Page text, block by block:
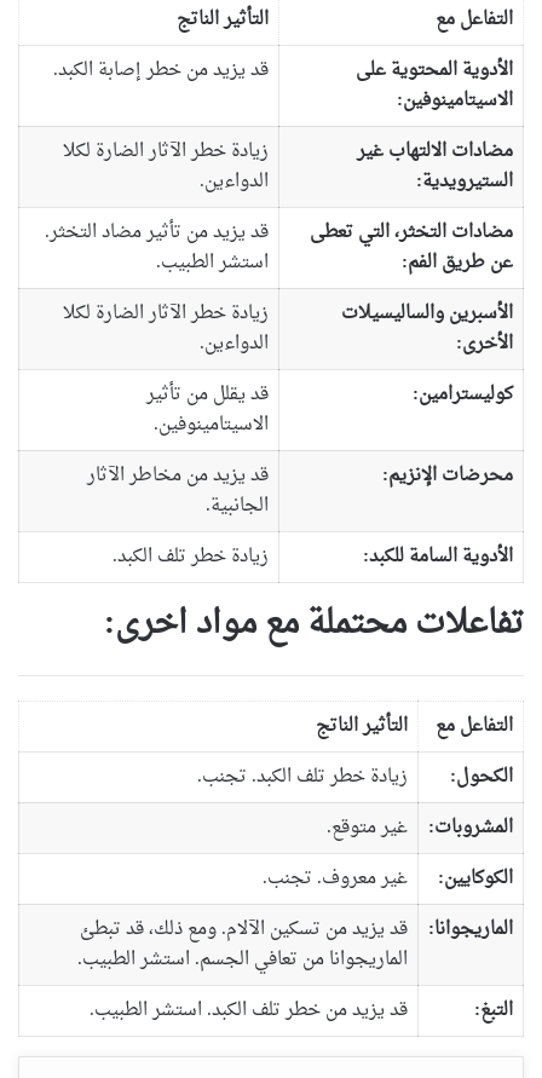
التفاعل مع
التأثير الناتج
الأدوية المحتوية على
الاسيتامينوفين:
قد يزيد من خطر إصابة الكبد.
مضادات الالتهاب غير
الستيرويدية:
زيادة خطر الآثار الضارة لكلا
الدواءين.
مضادات التخثر، التي تعطى
عن طريق الفم:
قد يزيد من تأثير مضاد التخثر.
استشر الطبيب.
الأسبرين والساليسيلات
الأخرى:
زيادة خطر الآثار الضارة لكلا
الدواءين.
كوليسترامين:
قد يقلل من تأثير
الاسيتامينوفين.
محرضات الإنزيم:
قد يزيد من مخاطر الآثار
الجانبية.
الأدوية السامة للكبد:
زيادة خطر تلف الكبد.
تفاعلات محتملة مع مواد اخرى:
التفاعل مع
التأثير الناتج
الكحول:
زيادة خطر تلف الكبد. تجنب.
المشروبات:
غير متوقع.
الكوكايين:
غير معروف. تجنب.
الماريجوانا:
قد يزيد من تسكين الآلام. ومع ذلك، قد تبطئ
الماريجوانا من تعافي الجسم. استشر الطبيب.
التبغ:
قد يزيد من خطر تلف الكبد. استشر الطبيب.